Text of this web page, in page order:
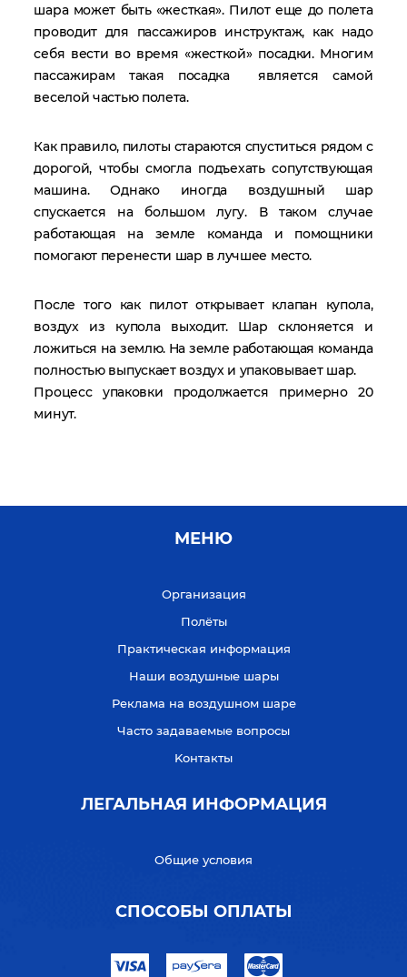
шара может быть «жесткая». Пилот еще до полета
проводит для пассажиров инструктаж, как надо
себя вести во время «жесткой» посадки. Многим
пассажирам такая посадка является самой
веселой частью полета.
Как правило, пилоты стараются спуститься рядом с
дорогой, чтобы смогла подъехать сопутствующая
машина. Однако иногда воздушный шар
спускается на большом лугу. В таком случае
работающая на земле команда и помощники
помогают перенести шар в лучшее место.
После того как пилот открывает клапан купола,
воздух из купола выходит. Шар склоняется и
ложиться на землю. На земле работающая команда
полностью выпускает воздух и упаковывает шар.
Процесс упаковки продолжается примерно 20
минут.
МЕНЮ
Организация
Полёты
Практическая информация
Наши воздушные шары
Реклама на воздушном шаре
Часто задаваемые вопросы
Kонтакты
ЛЕГАЛЬНАЯ ИНФОРМАЦИЯ
Общие условия
СПОСОБЫ ОПЛАТЫ